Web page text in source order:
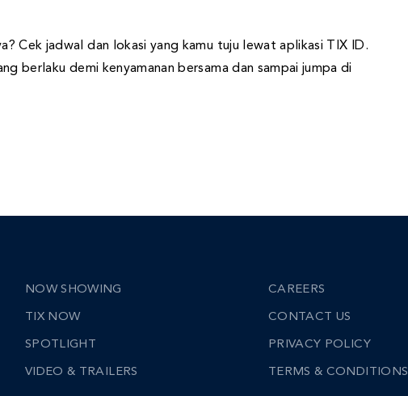
Cek jadwal dan lokasi yang kamu tuju lewat aplikasi TIX ID.
berlaku demi kenyamanan bersama dan sampai jumpa di
NOW SHOWING
TIX NOW
SPOTLIGHT
VIDEO & TRAILERS
CAREERS
CONTACT US
PRIVACY POLICY
TERMS & CONDITIONS